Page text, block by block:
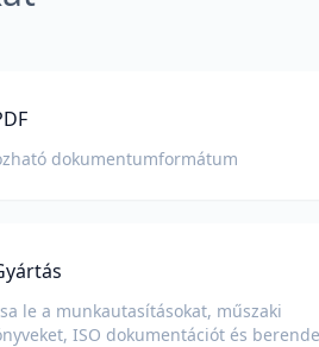
dokumentumformátum
le a munkautasításokat, műszaki
ISO dokumentációt és